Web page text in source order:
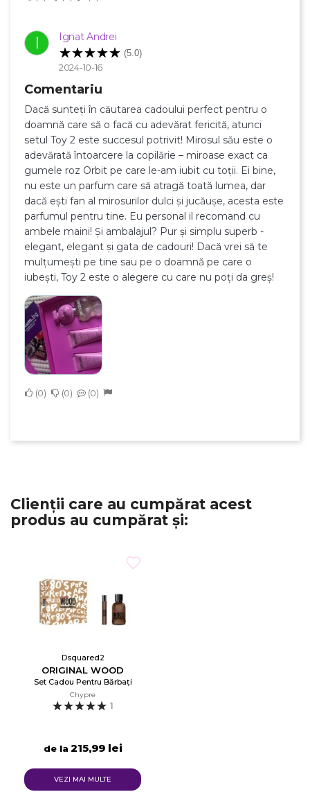
I Ignat Andrei
(5.0)
2024-10-16
Comentariu
Dacă sunteți în căutarea cadoului perfect pentru o
doamnă care să o facă cu adevărat fericită, atunci
setul Toy 2 este succesul potrivit! Mirosul său este o
adevărată întoarcere la copilărie – miroase exact ca
gumele roz Orbit pe care le-am iubit cu toții. Ei bine,
nu este un parfum care să atragă toată lumea, dar
dacă ești fan al mirosurilor dulci și jucăușe, acesta este
parfumul pentru tine. Eu personal il recomand cu
ambele maini! Și ambalajul? Pur și simplu superb -
elegant, elegant și gata de cadouri! Dacă vrei să te
mulțumești pe tine sau pe o doamnă pe care o
iubești, Toy 2 este o alegere cu care nu poți da greș!
0 0 0
Clienții care au cumpărat acest
produs au cumpărat și:
Dsquared2
ORIGINAL WOOD
Set Cadou Pentru Bărbați
Chypre
1
de la 215,99 lei
VEZI MAI MULTE